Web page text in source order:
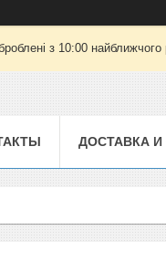
з 10:00 найближчого
ДОСТАВКА И